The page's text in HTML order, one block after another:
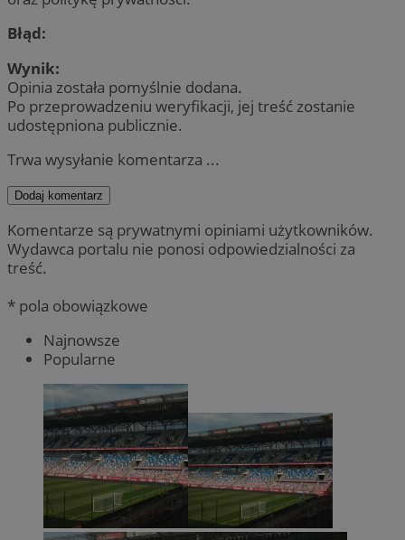
Błąd:
Wynik:
Opinia została pomyślnie dodana.
Po przeprowadzeniu weryfikacji, jej treść zostanie
udostępniona publicznie.
Trwa wysyłanie komentarza ...
Dodaj komentarz
Komentarze są prywatnymi opiniami użytkowników.
Wydawca portalu nie ponosi odpowiedzialności za
treść.
* pola obowiązkowe
Najnowsze
Popularne